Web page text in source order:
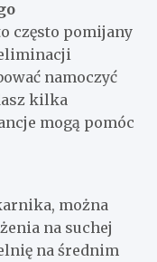
często pomijany
namoczyć
kilka
mogą pomóc
można
na suchej
na średnim